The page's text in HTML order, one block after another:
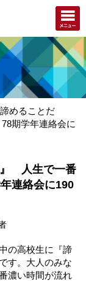
めることだ
期学年連絡会に
』 人生で一番
連絡会に190
の高校生に『諦
す。大人のみな
濃い時間が流れ